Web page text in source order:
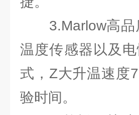
3.Marlow高品
温度传感器以及
式，Z大升温速
验时间。